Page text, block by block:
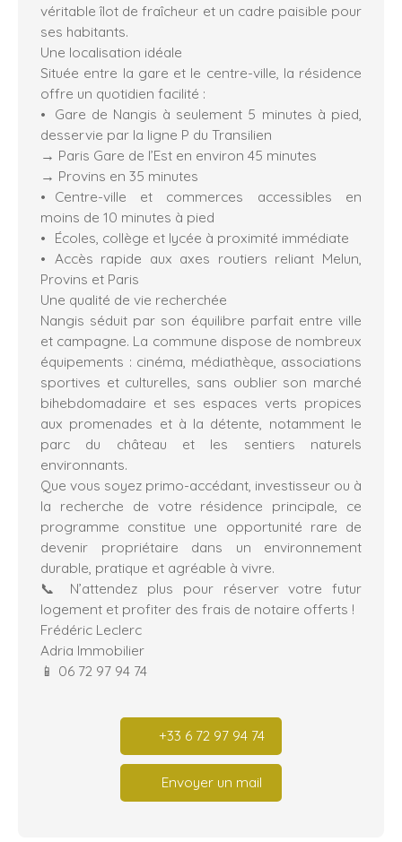
véritable îlot de fraîcheur et un cadre paisible pour
ses habitants.
Une localisation idéale
Située entre la gare et le centre-ville, la résidence
offre un quotidien facilité :
Gare de Nangis à seulement 5 minutes à pied,
desservie par la ligne P du Transilien
→ Paris Gare de l’Est en environ 45 minutes
→ Provins en 35 minutes
Centre-ville et commerces accessibles en
moins de 10 minutes à pied
Écoles, collège et lycée à proximité immédiate
Accès rapide aux axes routiers reliant Melun,
Provins et Paris
Une qualité de vie recherchée
Nangis séduit par son équilibre parfait entre ville
et campagne. La commune dispose de nombreux
équipements : cinéma, médiathèque, associations
sportives et culturelles, sans oublier son marché
bihebdomadaire et ses espaces verts propices
aux promenades et à la détente, notamment le
parc du château et les sentiers naturels
environnants.
Que vous soyez primo-accédant, investisseur ou à
la recherche de votre résidence principale, ce
programme constitue une opportunité rare de
devenir propriétaire dans un environnement
durable, pratique et agréable à vivre.
📞 N’attendez plus pour réserver votre futur
logement et profiter des frais de notaire offerts !
Frédéric Leclerc
Adria Immobilier
📱 06 72 97 94 74
+33 6 72 97 94 74
Envoyer un mail